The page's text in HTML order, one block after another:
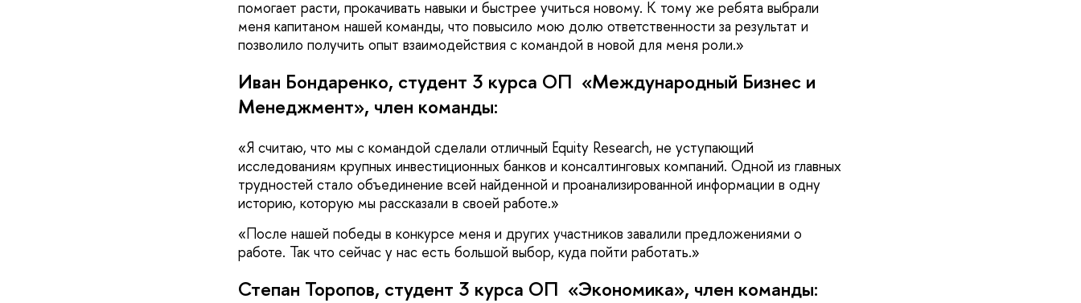
помогает расти, прокачивать навыки и быстрее учиться новому. К тому же ребята выбрали
меня капитаном нашей команды, что повысило мою долю ответственности за результат и
позволило получить опыт взаимодействия с командой в новой для меня роли.
Иван Бондаренко, студент 3 курса ОП «Международный Бизнес и
Менеджмент», член команды:
Я считаю, что мы с командой сделали отличный Equity Research, не уступающий
исследованиям крупных инвестиционных банков и консалтинговых компаний. Одной из главных
трудностей стало объединение всей найденной и проанализированной информации в одну
историю, которую мы рассказали в своей работе.
После нашей победы в конкурсе меня и других участников завалили предложениями о
работе. Так что сейчас у нас есть большой выбор, куда пойти работать.
Степан Торопов, студент 3 курса ОП «Экономика», член команды: